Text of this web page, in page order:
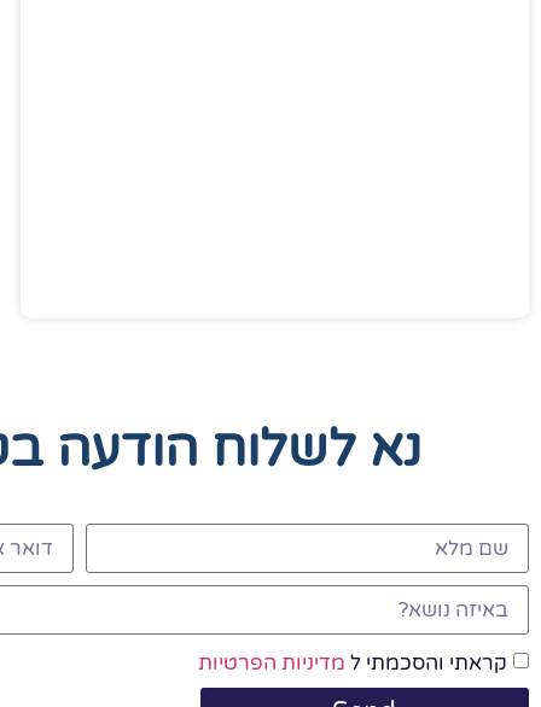
נא לשלוח הודעה
קראתי והסכמתי ל מדיניות הפרטיות